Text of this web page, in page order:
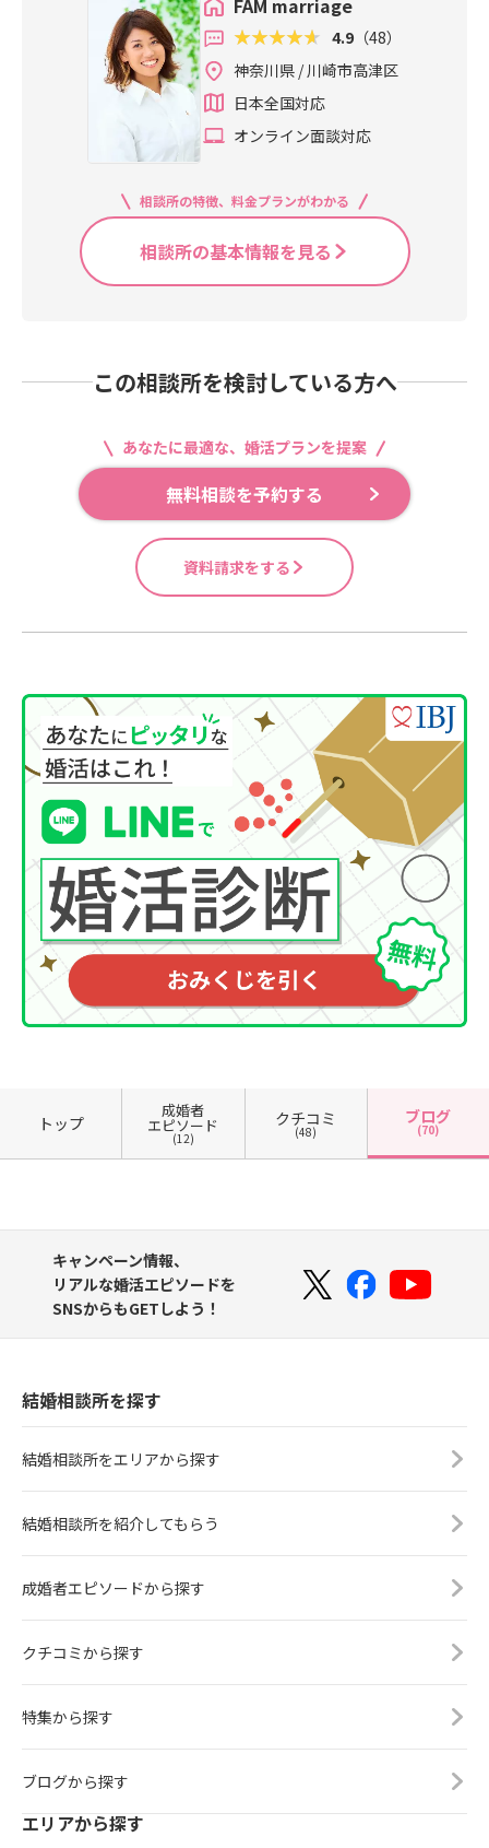
4.9 （48）
神奈川県 / 川崎市高津区
日本全国対応
オンライン面談対応
相談所の特徴、料金プランがわかる
相談所の基本情報を見る
この相談所を検討している方へ
あなたに最適な、婚活プランを提案
無料相談を予約する
資料請求をする
トップ
成婚者
エピソード
(12)
クチコミ
(48)
ブログ
(70)
キャンペーン情報、
リアルな婚活エピソードを
SNSからもGETしよう！
結婚相談所を探す
結婚相談所をエリアから探す
結婚相談所を紹介してもらう
成婚者エピソードから探す
クチコミから探す
特集から探す
ブログから探す
エリアから探す